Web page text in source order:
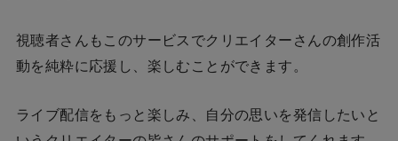
視聴者さんもこのサービスでクリエイターさんの創作活
動を純粋に応援し、楽しむことができます。
ライブ配信をもっと楽しみ、自分の思いを発信したいと